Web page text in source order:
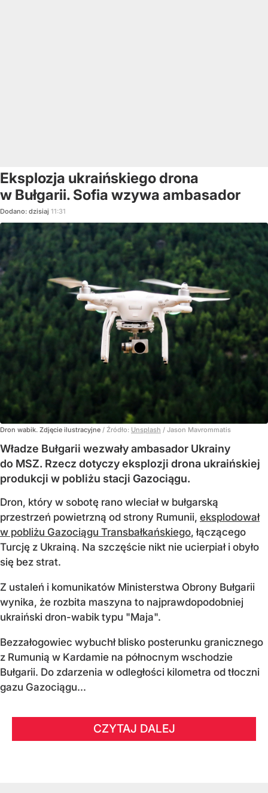
Eksplozja ukraińskiego drona
w Bułgarii. Sofia wzywa ambasador
Dodano: dzisiaj 11:31
Dron wabik. Zdjęcie ilustracyjne / Źródło: Unsplash / Jason Mavrommatis
Władze Bułgarii wezwały ambasador Ukrainy
do MSZ. Rzecz dotyczy eksplozji drona ukraińskiej
produkcji w pobliżu stacji Gazociągu.
Dron, który w sobotę rano wleciał w bułgarską
przestrzeń powietrzną od strony Rumunii, eksplodował
w pobliżu Gazociągu Transbałkańskiego, łączącego
Turcję z Ukrainą. Na szczęście nikt nie ucierpiał i obyło
się bez strat.
Z ustaleń i komunikatów Ministerstwa Obrony Bułgarii
wynika, że rozbita maszyna to najprawdopodobniej
ukraiński dron-wabik typu "Maja".
Bezzałogowiec wybuchł blisko posterunku granicznego
z Rumunią w Kardamie na północnym wschodzie
Bułgarii. Do zdarzenia w odległości kilometra od tłoczni
gazu Gazociągu...
CZYTAJ DALEJ